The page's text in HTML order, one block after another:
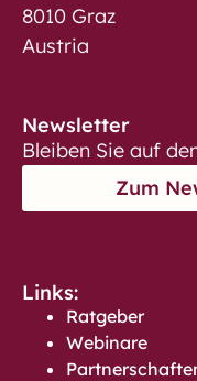
8010 Graz
Austria
Newsletter
Bleiben Sie auf
Zum
Links:
Ratgeber
Webinare